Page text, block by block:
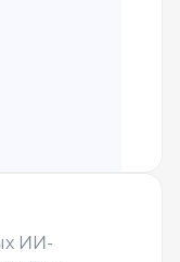
ИИ-